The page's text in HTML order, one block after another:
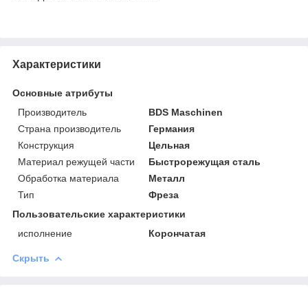
Характеристики
Основные атрибуты
Производитель
BDS Maschinen
Страна производитель
Германия
Конструкция
Цельная
Материал режущей части
Быстрорежущая сталь
Обработка материала
Металл
Тип
Фреза
Пользовательские характеристики
исполнение
Корончатая
Скрыть